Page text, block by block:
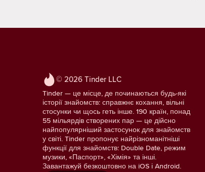
© 2026 Tinder LLC
Tinder — це місце, де починаються будь-які
історії знайомств: справжнє кохання, вільні
стосунки чи щось геть інше. 190 країн, понад
55 мільярдів створених пар — це дійсно
найпопулярніший застосунок для знайомств
у світі. Tinder пропонує найрізноманітніші
функції для знайомств: Double Date, режим
музики, «Паспорт», «Хімія» та інші.
Завантажуй безкоштовно на iOS і Android.